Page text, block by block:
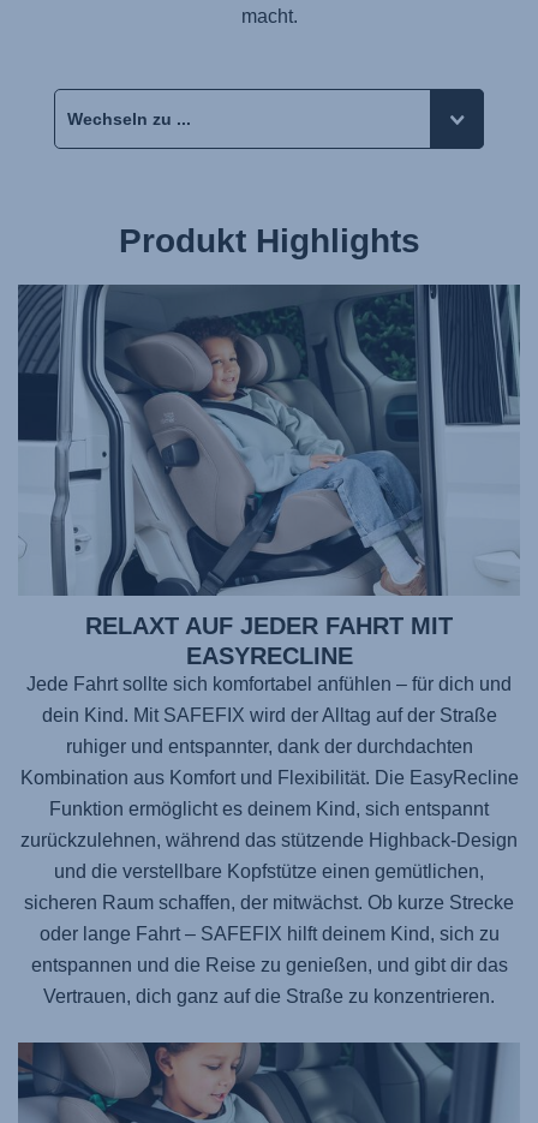
macht.
Produkt Highlights
RELAXT AUF JEDER FAHRT MIT
EASYRECLINE
Jede Fahrt sollte sich komfortabel anfühlen – für dich und
dein Kind. Mit SAFEFIX wird der Alltag auf der Straße
ruhiger und entspannter, dank der durchdachten
Kombination aus Komfort und Flexibilität. Die EasyRecline
Funktion ermöglicht es deinem Kind, sich entspannt
zurückzulehnen, während das stützende Highback-Design
und die verstellbare Kopfstütze einen gemütlichen,
sicheren Raum schaffen, der mitwächst. Ob kurze Strecke
oder lange Fahrt – SAFEFIX hilft deinem Kind, sich zu
entspannen und die Reise zu genießen, und gibt dir das
Vertrauen, dich ganz auf die Straße zu konzentrieren.